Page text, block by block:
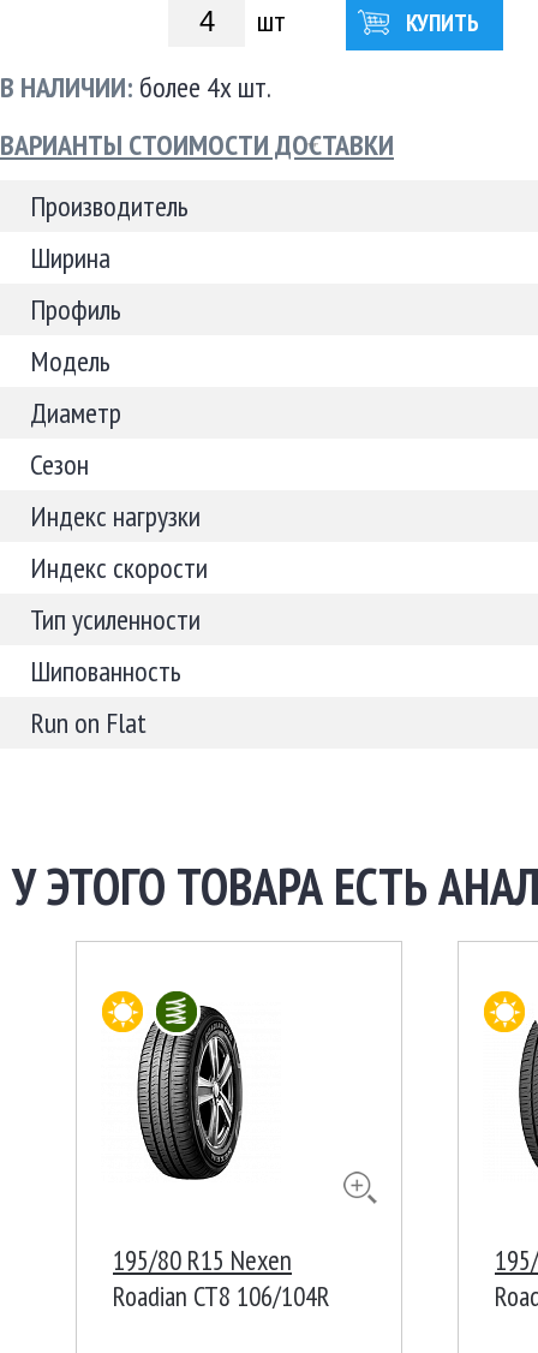
шт КУПИТЬ
В НАЛИЧИИ: более 4х шт.
ВАРИАНТЫ СТОИМОСТИ ДОСТАВКИ
Производитель
Ширина
Профиль
Модель
Диаметр
Сезон
Индекс нагрузки
Индекс скорости
Тип усиленности
Шипованность
Run on Flat
У ЭТОГО ТОВАРА ЕСТЬ
195/80 R15 Nexen
Roadian CT8 106/104R